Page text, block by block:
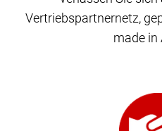
Vertriebspartnernetz,
made in